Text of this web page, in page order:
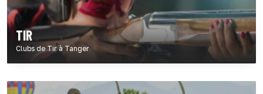
TIR
Clubs de Tir à Tanger